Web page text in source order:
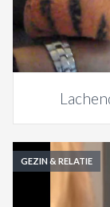
GEZIN & RELATIE